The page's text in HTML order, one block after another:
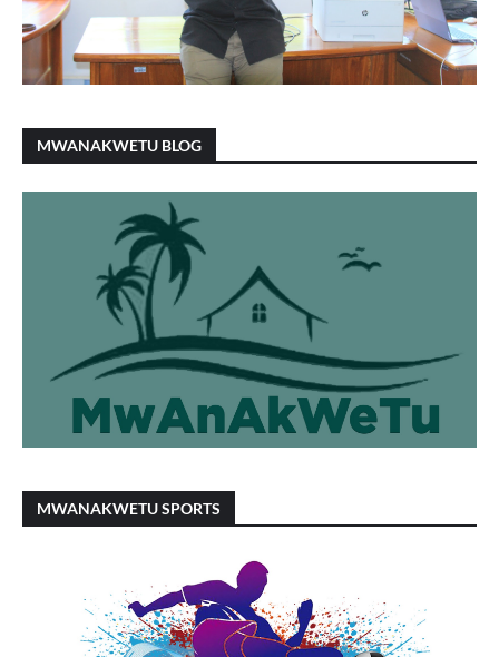
MWANAKWETU BLOG
MWANAKWETU SPORTS